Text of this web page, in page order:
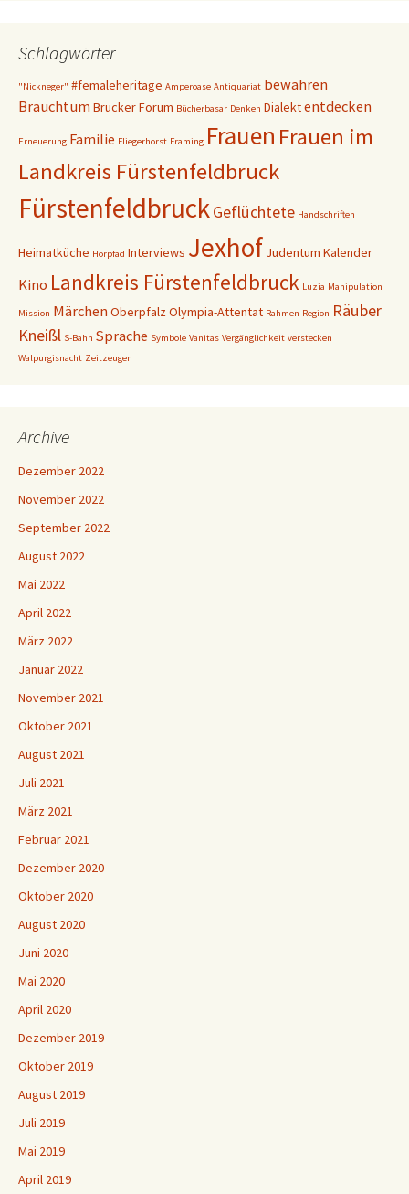
Schlagwörter
"Nickneger" #femaleheritage Amperoase Antiquariat bewahren
Brauchtum Brucker Forum Bücherbasar Denken Dialektentdecken
Erneuerung Familie Fliegerhorst Framing Frauen Frauen im
Landkreis Fürstenfeldbruck
FürstenfeldbruckGeflüchtete Handschriften
Heimatküche Hörpfad Interviews Jexhof Judentum Kalender
Kino Landkreis Fürstenfeldbruck Luzia Manipulation
Mission Märchen OberpfalzOlympia-Attentat Rahmen Region Räuber
Kneißl S-Bahn Sprache Symbole Vanitas Vergänglichkeit verstecken
Walpurgisnacht Zeitzeugen
Archive
Dezember 2022
November 2022
September 2022
August 2022
Mai 2022
April 2022
März 2022
Januar 2022
November 2021
Oktober 2021
August 2021
Juli 2021
März 2021
Februar 2021
Dezember 2020
Oktober 2020
August 2020
Juni 2020
Mai 2020
April 2020
Dezember 2019
Oktober 2019
August 2019
Juli 2019
Mai 2019
April 2019